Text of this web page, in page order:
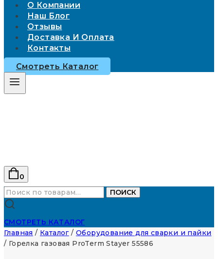
О Компании
Наш Блог
Отзывы
Доставка И Оплата
Контакты
Смотреть Каталог
0
Искать:
ПОИСК
СМОТРЕТЬ КАТАЛОГ
Главная / Каталог / Оборудование для сварки и пайки
/ Горелка газовая ProTerm Stayer 55586